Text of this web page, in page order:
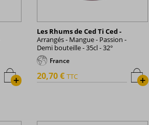
+
Les Rhums de Ced Ti Ced -
Arrangés - Mangue - Passion -
Demi bouteille - 35cl - 32°
France
+
20,70 € TTC